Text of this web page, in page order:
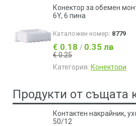
Конектор за обемен
6Y, 6 пина
Каталожен номер: 8779
€ 0.18 / 0.35 лв
€ 0.25
Категория: Конектори
Продукти от същата
Контактен накрайник,
50/12